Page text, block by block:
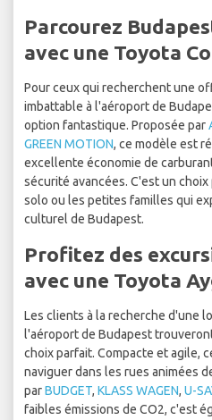
Parcourez
avec une Toyota
Pour ceux qui recherchent une
imbattable à l'aéroport de
option fantastique. Proposée par
GREEN MOTION, ce modèle est
excellente économie de
sécurité avancées. C'est un
solo ou les petites familles qui
culturel de Budapest.
Profitez des
avec une Toyota
Les clients à la recherche d'une
l'aéroport de Budapest
choix parfait. Compacte et agile,
naviguer dans les rues animées
parBUDGET, KLASS WAGEN, U-
faibles émissions de CO2, c'est